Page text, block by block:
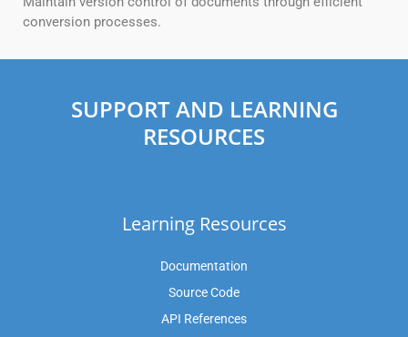
conversion processes.
SUPPORT AND LEARNING
RESOURCES
Learning Resources
Documentation
Source Code
API References